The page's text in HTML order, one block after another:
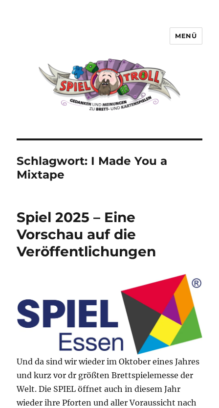
MENÜ
Schlagwort: I Made You a
Mixtape
Spiel 2025 – Eine
Vorschau auf die
Veröffentlichungen
Und da sind wir wieder im Oktober eines Jahres
und kurz vor dr größten Brettspielemesse der
Welt. Die SPIEL öffnet auch in diesem Jahr
wieder ihre Pforten und aller Voraussicht nach